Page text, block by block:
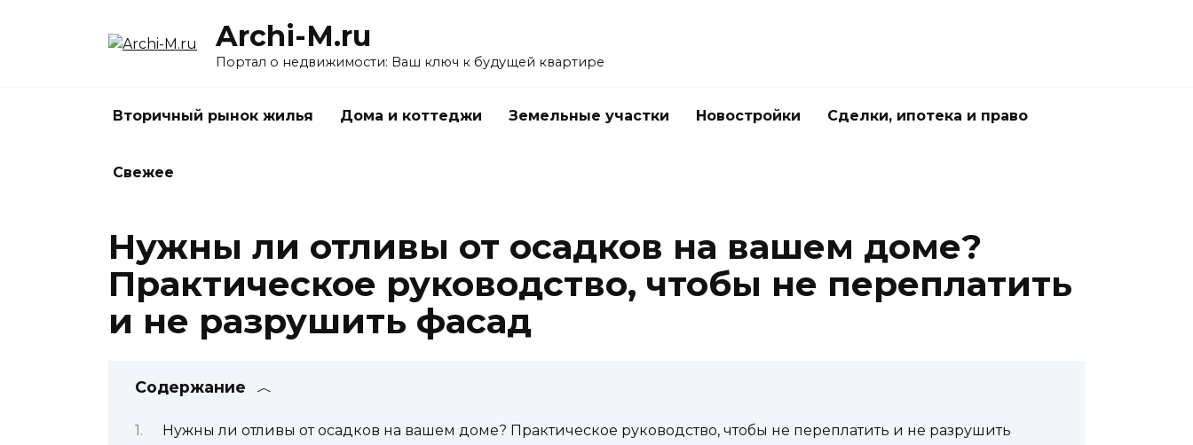
Archi-M.ru
Портал о недвижимости: Ваш ключ к будущей квартире
Вторичный рынок жилья Дома и коттеджи Земельные участки Новостройки Сделки, ипотека и право
Свежее
Нужны ли отливы от осадков на вашем доме?
Практическое руководство, чтобы не переплатить
и не разрушить фасад
Содержание
Нужны ли отливы от осадков на вашем доме? Практическое руководство, чтобы не переплатить и не разрушить